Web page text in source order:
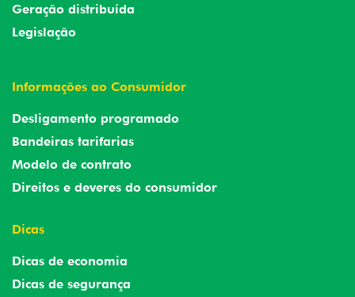
Geração distribuída
Legislação
Informações ao Consumidor
Desligamento programado
Bandeiras tarifarias
Modelo de contrato
Direitos e deveres do consumidor
Dicas
Dicas de economia
Dicas de segurança